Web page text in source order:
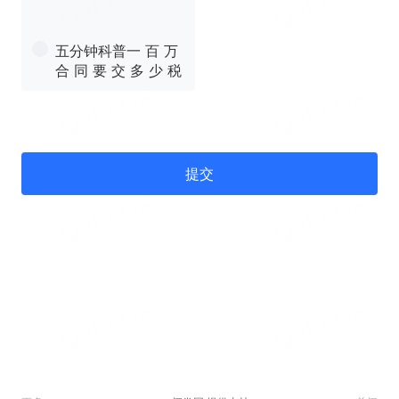
五分钟科普一 百 万
合 同 要 交 多 少 税
提交